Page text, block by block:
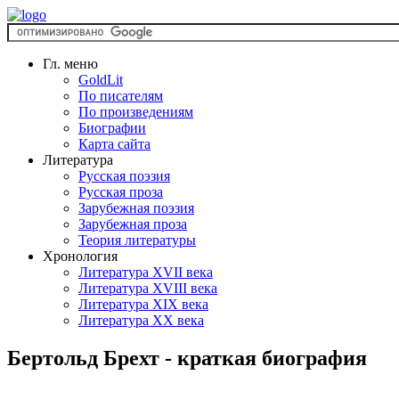
Гл. меню
GoldLit
По писателям
По произведениям
Биографии
Карта сайта
Литература
Русская поэзия
Русская проза
Зарубежная поэзия
Зарубежная проза
Теория литературы
Хронология
Литература XVII века
Литература XVIII века
Литература XIX века
Литература XX века
Бертольд Брехт - краткая биография